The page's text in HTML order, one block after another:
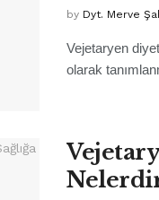
by Dyt. Merve
Vejetaryen
olarak